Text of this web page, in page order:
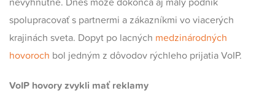
spolupracovať s partnermi a zákazníkmi vo viacerých
krajinách sveta. Dopyt po lacných medzinárodných
hovoroch bol jedným z dôvodov rýchleho prijatia VoIP.
VoIP hovory zvykli mať reklamy